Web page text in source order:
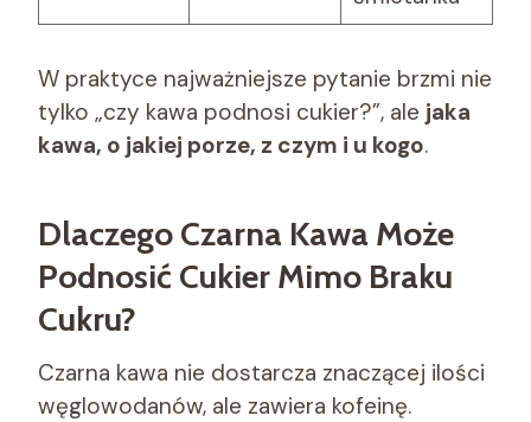
W praktyce najważniejsze pytanie brzmi nie
tylko „czy kawa podnosi cukier?”, ale jaka
kawa, o jakiej porze, z czym i u kogo.
Dlaczego Czarna Kawa Może
Podnosić Cukier Mimo Braku
Cukru?
Czarna kawa nie dostarcza znaczącej ilości
węglowodanów, ale zawiera kofeinę.